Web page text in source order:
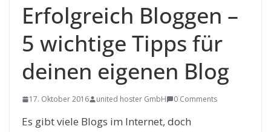
Erfolgreich Bloggen –
5 wichtige Tipps für
deinen eigenen Blog
17. Oktober 2016 united hoster GmbH 0 Comments
Es gibt viele Blogs im Internet, doch